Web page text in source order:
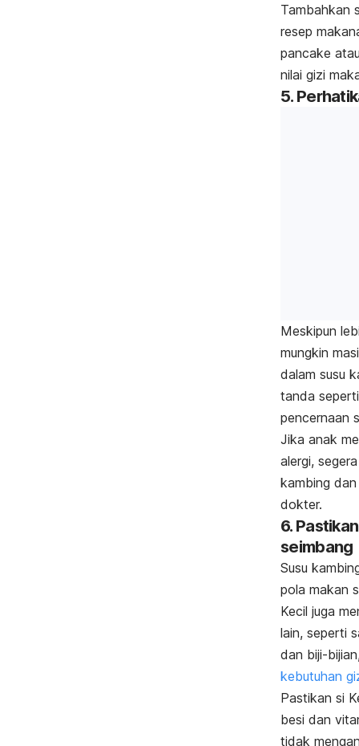
Tambahkan
resep
pancake
nilai gizi
5.
Meskipun
mungkin
dalam susu
tanda
pencernaan
Jika anak
alergi,
kambing
dokter.
6.
seimbang
Susu
pola makan
Kecil juga
lain, seperti
dan biji-
kebutuhan
Pastikan si
besi dan
tidak